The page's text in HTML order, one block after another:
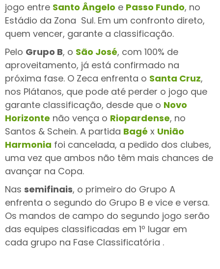
jogo entre Santo Ângelo e Passo Fundo, no
Estádio da Zona Sul. Em um confronto direto,
quem vencer, garante a classificação.
Pelo Grupo B, o São José, com 100% de
aproveitamento, já está confirmado na
próxima fase. O Zeca enfrenta o Santa Cruz,
nos Plátanos, que pode até perder o jogo que
garante classificação, desde que o Novo
Horizonte não vença o Riopardense, no
Santos & Schein. A partida Bagé x União
Harmonia foi cancelada, a pedido dos clubes,
uma vez que ambos não têm mais chances de
avançar na Copa.
Nas semifinais, o primeiro do Grupo A
enfrenta o segundo do Grupo B e vice e versa.
Os mandos de campo do segundo jogo serão
das equipes classificadas em 1º lugar em
cada grupo na Fase Classificatória .